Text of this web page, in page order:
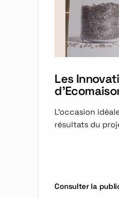
Les
L'occasion
résultats du
Consulter la